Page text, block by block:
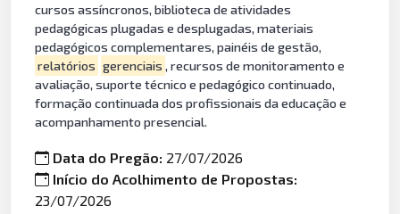
cursos assíncronos, biblioteca de atividades
pedagógicas plugadas e desplugadas, materiais
pedagógicos complementares, painéis de gestão,
relatórios gerenciais , recursos de monitoramento e
avaliação, suporte técnico e pedagógico continuado,
formação continuada dos profissionais da educação e
acompanhamento presencial.
Data do Pregão: 27/07/2026
Início do Acolhimento de Propostas:
23/07/2026